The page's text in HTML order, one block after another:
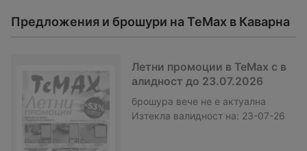
Предложения и брошури на TeMax в Каварна
Летни промоции в TeMax с в
алидност до 23.07.2026
брошура вече не е актуална
Изтекла валидност на: 23-07-26